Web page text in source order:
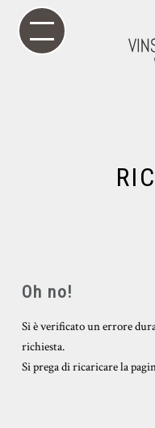
Oh no!
Si è verificato un errore
richiesta.
Si prega di ricaricare la